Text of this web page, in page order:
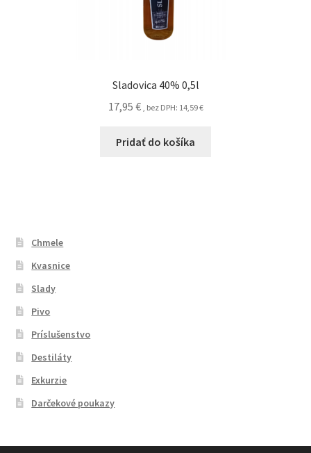
Sladovica 40% 0,5l
17,95 € , bez DPH: 14,59€
Pridať do košíka
Chmele
Kvasnice
Slady
Pivo
Príslušenstvo
Destiláty
Exkurzie
Darčekové poukazy